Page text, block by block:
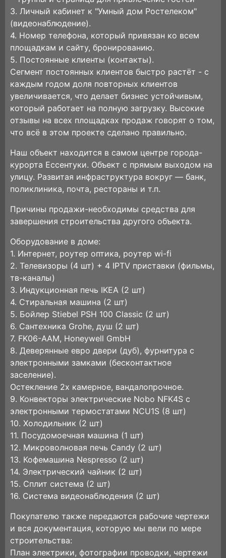
3. Личный кабинет к "Умный дом Ростелеком"
(видеонаблюдение).
4. Номер телефона, который привязан ко всем
площадкам и сайту, бронированию.
5. Постоянные клиенты (контакты).
Сегмент постоянных клиентов быстро растёт - с
каждым годом доля повторных клиентов
увеличивается, что делает бизнес устойчивым,
который работает на полную загрузку. Высокие
отзывы на всех площадках продаж говорят о том,
что всё в этом проекте сделано правильно.
Наш объект находится в самом центре города-
курорта Ессентуки. Объект с прямым выходом на
улицу. Развитая инфраструктура вокруг — банк,
поликлиника, почта, рестораны и т.п.
Причины продажи-необходимы средства для
завершения строительства другого объекта.
Оборудование в доме:
1. Интернет, роутер оптика, роутер wi-fi
2. Телевизоры (4 шт) + 4 IPTV приставки (фильмы,
тв-каналы)
3. Индукционная печь IKEA (2 шт)
4. Стиральная машина (2 шт)
5. Бойлер Stiebel PSH 100 Classic (2 шт)
6. Сантехника Grohe, душ (2 шт)
7. FK06-AAM, Honeywell GmbH
8. Деверянные евро двери (дуб), фурнитура с
электронными замками (бесконтактное
заселение).
Остекление 2х камерное, вандалопрочное.
9. Конвекторы электрические Nobo NFK4S с
электронными термостатами NCU1S (8 шт)
10. Холодильник (2 шт)
11. Посудомоечная машина (1 шт)
12. Микроволновая печь Candy (2 шт)
13. Кофемашина Nespresso (2 шт)
14. Электрический чайник (2 шт)
15. Сплит система (2 шт)
16. Система видеонаблюдения (2 шт)
Покупателю также передаются рабочие чертежи
и вся документация, которую мы вели по мере
строительства:
План электрики, фотографии проводки, чертежи